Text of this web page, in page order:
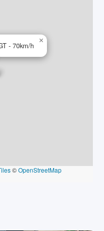
- 70km/h
×
©OpenStreetMap